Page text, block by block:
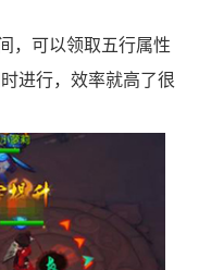
可以领取五行属性
进行，效率就高了很